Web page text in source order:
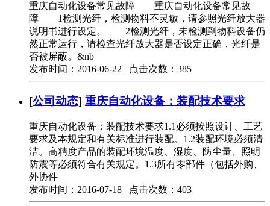
重庆自动化设备常见故障 重庆自动化设备常见故
障 1检测光纤，检测物料不灵敏，请参照光纤放大器
说明书进行设定。 2检测光纤，未检测到物料设备仍
然正常运行，请检查光纤放大器是否设定正确，光纤是
否被屏蔽。&nb
发布时间：2016-06-22 点击次数：385
[公司动态] 重庆自动化设备：装配技术要求
重庆自动化设备：装配技术要求1.1必须按照设计、工艺
要求及本规定和有关标准进行装配。1.2装配环境必须清
洁。高精度产品的装配环境温度、湿度、防尘量、照明
防震等必须符合有关规定。1.3所有零部件（包括外购、
外协件
发布时间：2016-07-18 点击次数：403